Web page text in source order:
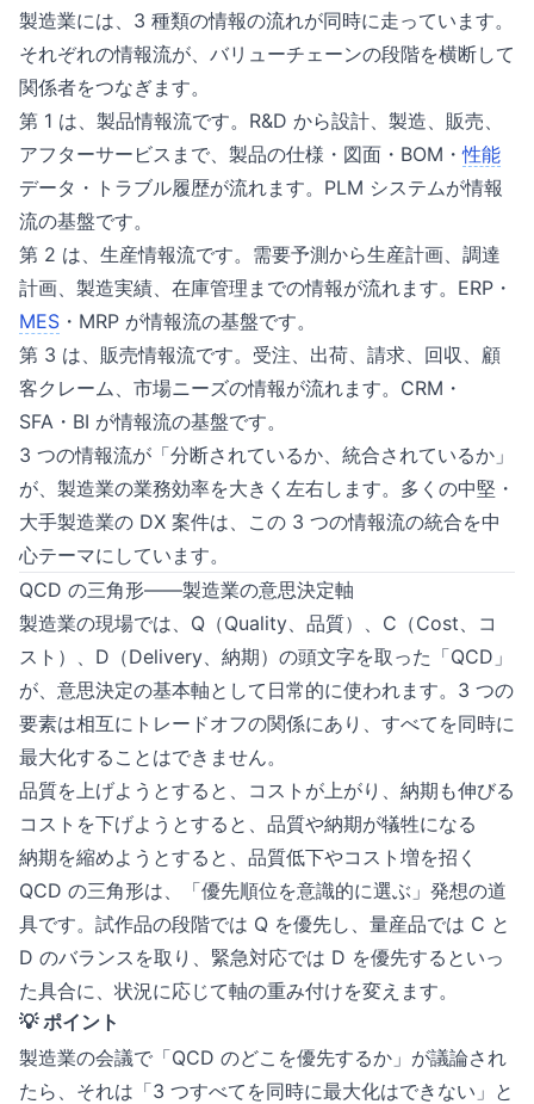
製造業には、3 種類の情報の流れが同時に走っています。
それぞれの情報流が、バリューチェーンの段階を横断して
関係者をつなぎます。
第 1 は、製品情報流です。R&D から設計、製造、販売、
アフターサービスまで、製品の仕様・図面・BOM・性能
データ・トラブル履歴が流れます。PLM システムが情報
流の基盤です。
第 2 は、生産情報流です。需要予測から生産計画、調達
計画、製造実績、在庫管理までの情報が流れます。ERP・
MES ・MRP が情報流の基盤です。
第 3 は、販売情報流です。受注、出荷、請求、回収、顧
客クレーム、市場ニーズの情報が流れます。CRM・
SFA・BI が情報流の基盤です。
3 つの情報流が「分断されているか、統合されているか」
が、製造業の業務効率を大きく左右します。多くの中堅・
大手製造業の DX 案件は、この 3 つの情報流の統合を中
心テーマにしています。
QCD の三角形——製造業の意思決定軸
製造業の現場では、Q（Quality、品質）、C（Cost、コ
スト）、D（Delivery、納期）の頭文字を取った「QCD」
が、意思決定の基本軸として日常的に使われます。3 つの
要素は相互にトレードオフの関係にあり、すべてを同時に
最大化することはできません。
品質を上げようとすると、コストが上がり、納期も伸びる
コストを下げようとすると、品質や納期が犠牲になる
納期を縮めようとすると、品質低下やコスト増を招く
QCD の三角形は、「優先順位を意識的に選ぶ」発想の道
具です。試作品の段階では Q を優先し、量産品では C と
D のバランスを取り、緊急対応では D を優先するといっ
た具合に、状況に応じて軸の重み付けを変えます。
💡 ポイント
製造業の会議で「QCD のどこを優先するか」が議論され
たら、それは「3 つすべてを同時に最大化はできない」と